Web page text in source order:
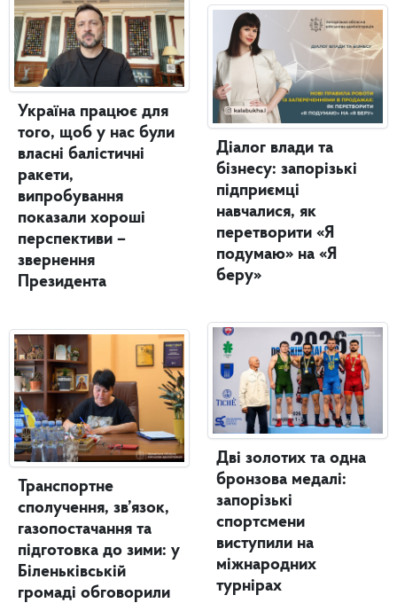
Україна працює для
того, щоб у нас були
власні балістичні
ракети,
випробування
показали хороші
перспективи –
звернення
Президента
Транспортне
сполучення, зв’язок,
газопостачання та
підготовка до зими: у
Біленьківській
громаді обговорили
Діалог влади та
бізнесу: запорізькі
підприємці
навчалися, як
перетворити «Я
подумаю» на «Я
беру»
Дві золотих та одна
бронзова медалі:
запорізькі
спортсмени
виступили на
міжнародних
турнірах